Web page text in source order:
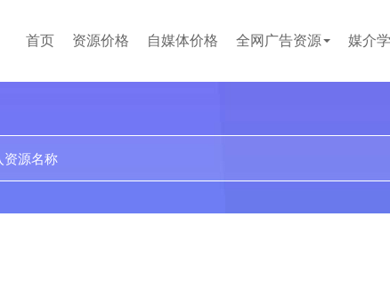
首页 资源价格 自媒体价格 全网广告资源
小红书 文案代
百度百
短视频
媒介